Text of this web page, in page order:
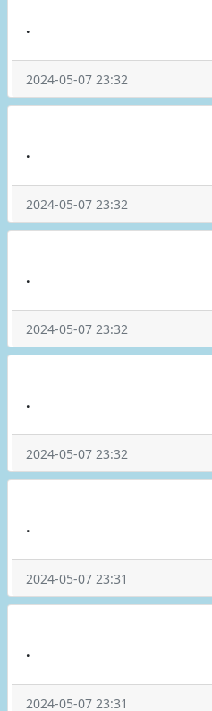
.
2024-05-07 23:32
.
2024-05-07 23:32
.
2024-05-07 23:32
.
2024-05-07 23:32
.
2024-05-07 23:31
.
2024-05-07 23:31